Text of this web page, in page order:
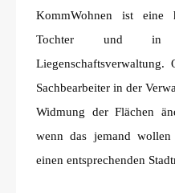
KommWohnen ist eine
Tochter und in
Sachbearbeiter in der
Widmung der Flächen
wenn das jemand
einen entsprechenden